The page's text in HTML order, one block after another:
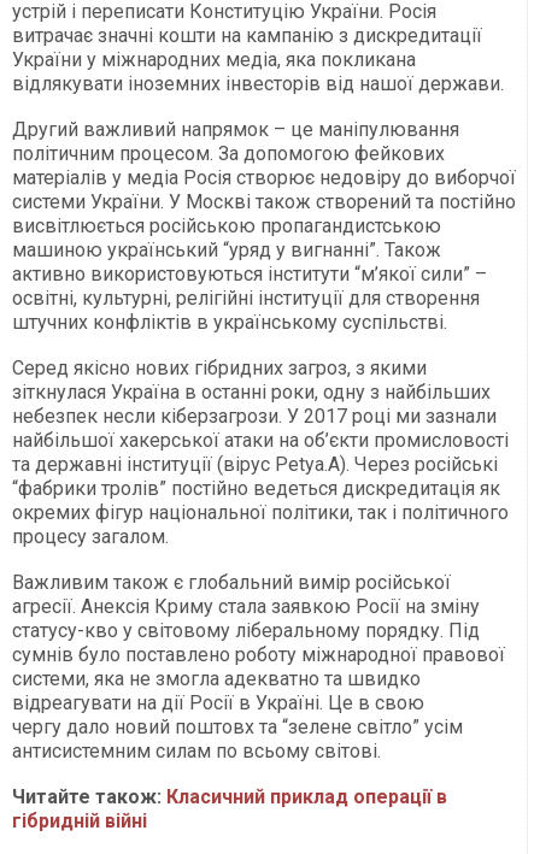
устрій і переписати Конституцію України. Росія
витрачає значні кошти на кампанію з дискредитації
України у міжнародних медіа, яка покликана
відлякувати іноземних інвесторів від нашої держави.
Другий важливий напрямок – це маніпулювання
політичним процесом. За допомогою фейкових
матеріалів у медіа Росія створює недовіру до виборчої
системи України. У Москві також створений та постійно
висвітлюється російською пропагандистською
машиною український “уряд у вигнанні”. Також
активно використовуються інститути “м’якої сили” –
освітні, культурні, релігійні інституції для створення
штучних конфліктів в українському суспільстві.
Серед якісно нових гібридних загроз, з якими
зіткнулася Україна в останні роки, одну з найбільших
небезпек несли кіберзагрози. У 2017 році ми зазнали
найбільшої хакерської атаки на об’єкти промисловості
та державні інституції (вірус Petya.А). Через російські
“фабрики тролів” постійно ведеться дискредитація як
окремих фігур національної політики, так і політичного
процесу загалом.
Важливим також є глобальний вимір російської
агресії. Анексія Криму стала заявкою Росії на зміну
статусу-кво у світовому ліберальному порядку. Під
сумнів було поставлено роботу міжнародної правової
системи, яка не змогла адекватно та швидко
відреагувати на дії Росії в Україні. Це в свою
чергу дало новий поштовх та “зелене світло” усім
антисистемним силам по всьому світові.
Читайте також: Класичний приклад операції в
гібридній війні